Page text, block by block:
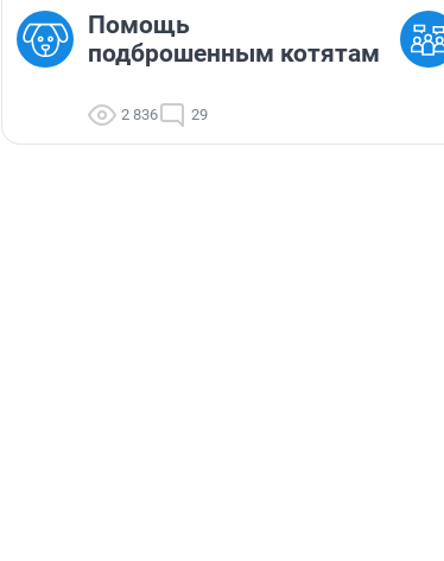
Помощь
подброшенным котятам
2 836 29